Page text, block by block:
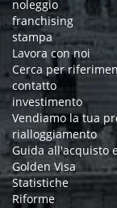
noleggio
franchising
stampa
Lavora con noi
Cerca per
contatto
investimento
Vendiamo la tua
rialloggiamento
Guida all'acquisto
Golden Visa
Statistiche
Riforme